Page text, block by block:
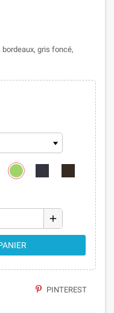
gris foncé,
add
PINTEREST